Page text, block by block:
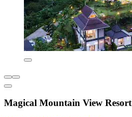
Magical Mountain View Resort